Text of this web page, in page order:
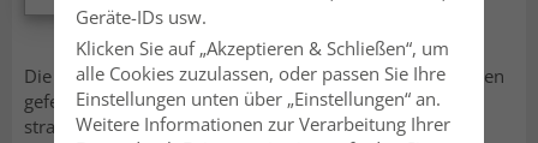
Die Teppiche in Rostrot sind aus hochwertigen Materialien
gefertigt, die sowohl visuell ansprechend als auch
strapazierfähig sind. Sie schaffen eine warme und
Geräte-IDs usw.
Klicken Sie auf „Akzeptieren & Schließen“, um
alle Cookies zuzulassen, oder passen Sie Ihre
Einstellungen unten über „Einstellungen“ an.
Weitere Informationen zur Verarbeitung Ihrer